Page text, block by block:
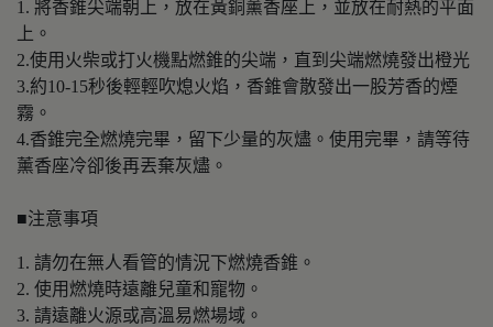
1. 將香錐尖端朝上，放在黃銅薰香座上，並放在耐熱的平面
上。
2.使用火柴或打火機點燃錐的尖端，直到尖端燃燒發出橙光
3.約10-15秒後輕輕吹熄火焰，香錐會散發出一股芳香的煙
霧。
4.香錐完全燃燒完畢，留下少量的灰燼。使用完畢，請等待
薰香座冷卻後再丟棄灰燼。
■注意事項
1. 請勿在無人看管的情況下燃燒香錐。
2. 使用燃燒時遠離兒童和寵物。
3. 請遠離火源或高溫易燃場域。